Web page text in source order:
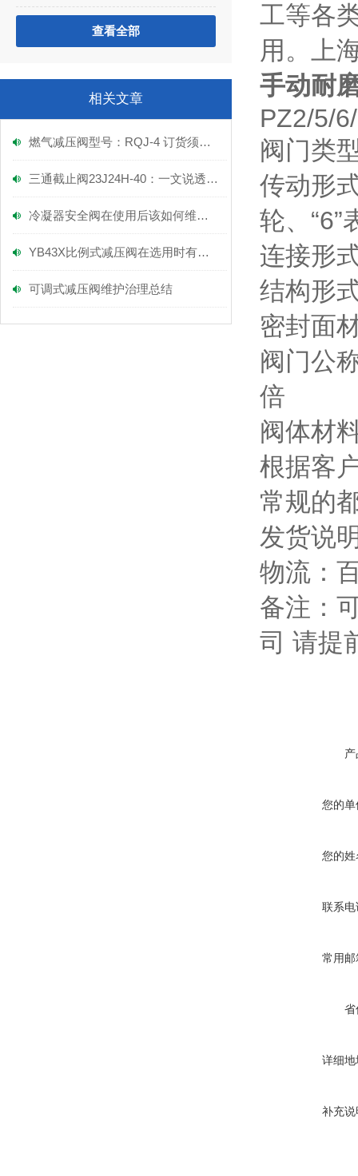
查看全部
相关文章
燃气减压阀型号：RQJ-4 订货须知及厂家报价
三通截止阀23J24H-40：一文说透，它的核心功能到底有多关键？
冷凝器安全阀在使用后该如何维护呢？
YB43X比例式减压阀在选用时有什么原则吗？
可调式减压阀维护治理总结
工等各
用。上
手动耐
PZ2/5/
阀门类
传动形
轮、“6”
连接形
结构形
密封面
阀门公
倍
阀体材
根据客
常规的
发货说
物流：
备注：
司 请提
您的单
您的姓
联系电
常用邮
省
详细地
补充说